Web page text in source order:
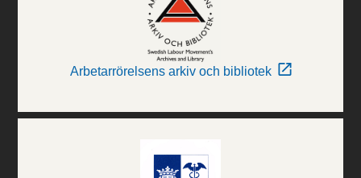
Arbetarrörelsens arkiv och bibliotek